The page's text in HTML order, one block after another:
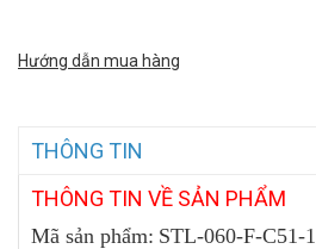
Hướng dẫn mua hàng
THÔNG TIN
THÔNG TIN VỀ SẢN PHẨM
Mã sản phẩm: STL-060-F-C51-1